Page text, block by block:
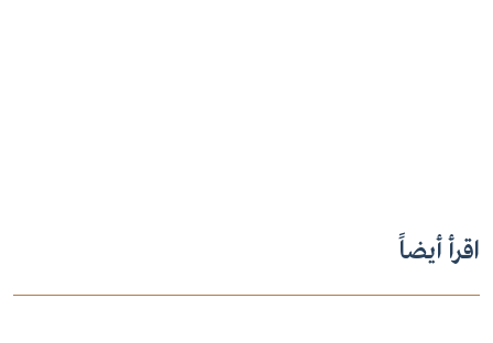
اقرأ أيضاً